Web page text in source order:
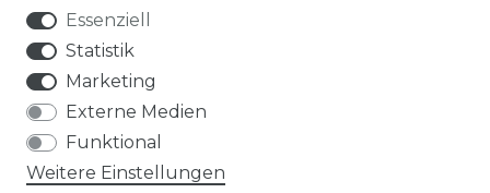
Split Sets
Klimaanlagen
Essenziell
Statistik
Marketing
Externe Medien
Funktional
Weitere Einstellungen